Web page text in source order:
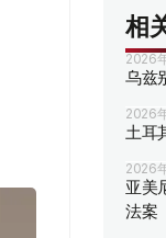
相
2026
乌兹
2026
土耳
2026
亚美
法案